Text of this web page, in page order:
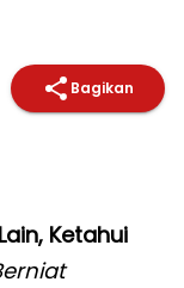
Bagikan
Ketahui